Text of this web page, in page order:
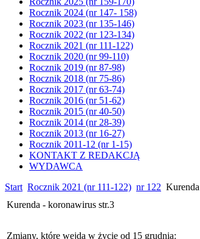
Rocznik 2024 (nr 147- 158)
Rocznik 2023 (nr 135-146)
Rocznik 2022 (nr 123-134)
Rocznik 2021 (nr 111-122)
Rocznik 2020 (nr 99-110)
Rocznik 2019 (nr 87-98)
Rocznik 2018 (nr 75-86)
Rocznik 2017 (nr 63-74)
Rocznik 2016 (nr 51-62)
Rocznik 2015 (nr 40-50)
Rocznik 2014 (nr 28-39)
Rocznik 2013 (nr 16-27)
Rocznik 2011-12 (nr 1-15)
KONTAKT Z REDAKCJĄ
WYDAWCA
Start Rocznik 2021 (nr 111-122) nr 122
Kurenda - koronawirus str.3
Zmiany, które wejdą w życie od 15 grudnia: